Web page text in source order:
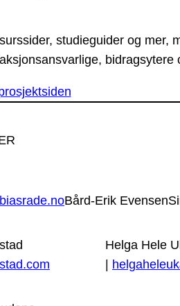
studieguider og mer,
Bård-Erik Evensen
Helga Hele
|